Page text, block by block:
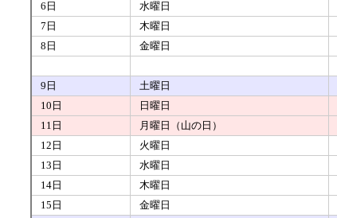
6日 水曜日
7日
木曜日
8日
金曜日
9日
土曜日
10日
日曜日
11日
月曜日（山の日）
12日
火曜日
13日
水曜日
14日
木曜日
15日
金曜日